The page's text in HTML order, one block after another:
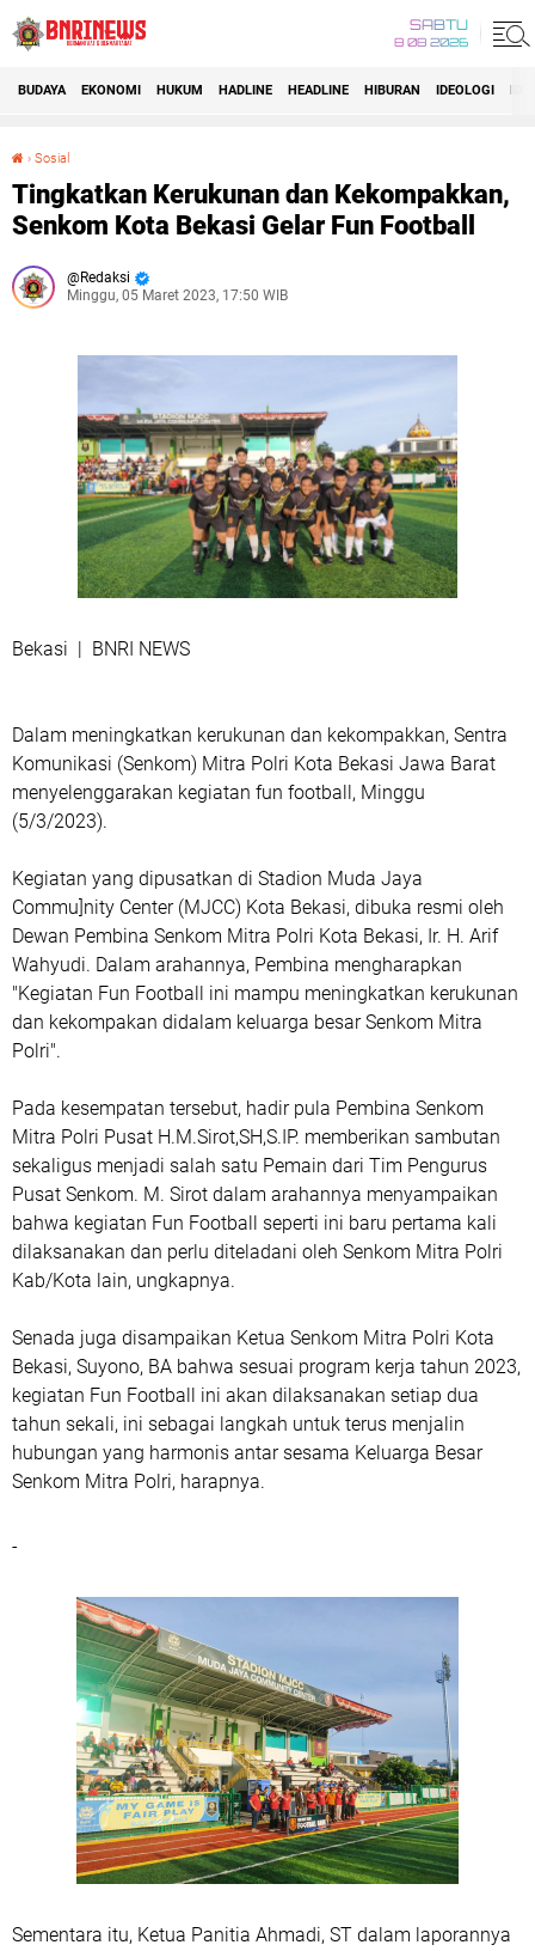
SABTU
8 08 2026
BUDAYA EKONOMI HUKUM HADLINE HEADLINE HIBURAN IDEOLOGI
› Sosial
Tingkatkan Kerukunan dan Kekompakkan,
Senkom Kota Bekasi Gelar Fun Football
Redaksi
Minggu, 05 Maret 2023, 17:50 WIB
Bekasi | BNRI NEWS
Dalam meningkatkan kerukunan dan kekompakkan, Sentra
Komunikasi (Senkom) Mitra Polri Kota Bekasi Jawa Barat
menyelenggarakan kegiatan fun football, Minggu
(5/3/2023).
Kegiatan yang dipusatkan di Stadion Muda Jaya
Commu]nity Center (MJCC) Kota Bekasi, dibuka resmi oleh
Dewan Pembina Senkom Mitra Polri Kota Bekasi, Ir. H. Arif
Wahyudi. Dalam arahannya, Pembina mengharapkan
"Kegiatan Fun Football ini mampu meningkatkan kerukunan
dan kekompakan didalam keluarga besar Senkom Mitra
Polri".
Pada kesempatan tersebut, hadir pula Pembina Senkom
Mitra Polri Pusat H.M.Sirot,SH,S.IP. memberikan sambutan
sekaligus menjadi salah satu Pemain dari Tim Pengurus
Pusat Senkom. M. Sirot dalam arahannya menyampaikan
bahwa kegiatan Fun Football seperti ini baru pertama kali
dilaksanakan dan perlu diteladani oleh Senkom Mitra Polri
Kab/Kota lain, ungkapnya.
Senada juga disampaikan Ketua Senkom Mitra Polri Kota
Bekasi, Suyono, BA bahwa sesuai program kerja tahun 2023,
kegiatan Fun Football ini akan dilaksanakan setiap dua
tahun sekali, ini sebagai langkah untuk terus menjalin
hubungan yang harmonis antar sesama Keluarga Besar
Senkom Mitra Polri, harapnya.
-
Sementara itu, Ketua Panitia Ahmadi, ST dalam laporannya